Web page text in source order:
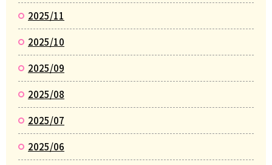
2025/11
2025/10
2025/09
2025/08
2025/07
2025/06